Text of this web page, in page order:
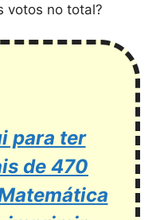
votos no total?
para ter
de 470